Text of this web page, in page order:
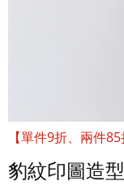
【單件9折、兩件85
豹紋印圖造